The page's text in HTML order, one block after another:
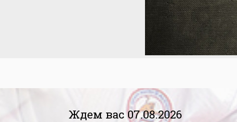
Ждем вас 07.08.2026